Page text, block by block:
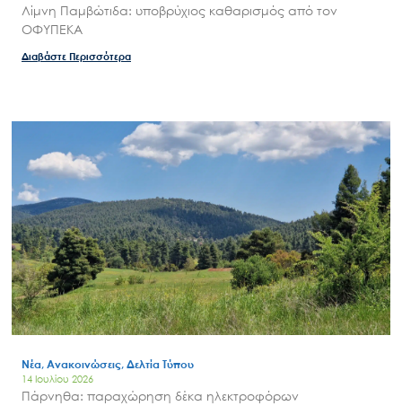
Λίμνη Παμβώτιδα: υποβρύχιος καθαρισμός από τον
ΟΦΥΠΕΚΑ
Διαβάστε Περισσότερα
Νέα, Ανακοινώσεις, Δελτία Τύπου
14 Ιουλίου 2026
Πάρνηθα: παραχώρηση δέκα ηλεκτροφόρων